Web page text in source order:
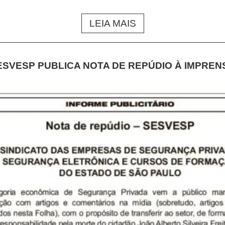
LEIA MAIS
PUBLICA NOTA DE REPÚDIO À